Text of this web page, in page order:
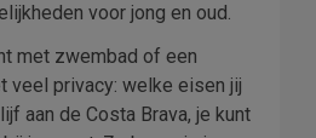
voor jong en oud.
met zwembad of een
veel privacy: welke eisen jij
aan de Costa Brava, je kunt